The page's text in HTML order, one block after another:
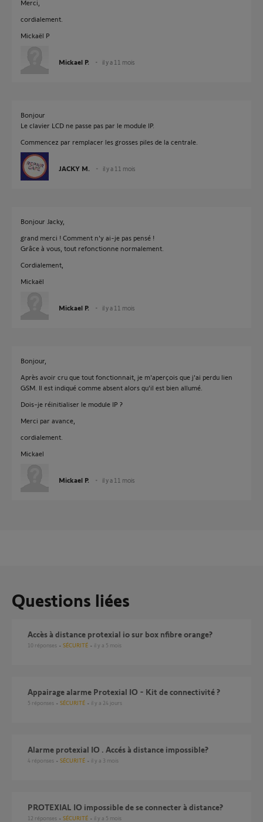
Merci,
cordialement.
Mickaël P
Mickael P. il y a 11 mois
Bonjour
Le clavier LCD ne passe pas par le module IP.
Commencez par remplacer les grosses piles de la centrale.
JACKY M. il y a 11 mois
Bonjour Jacky,
grand merci ! Comment n'y ai-je pas pensé !
Grâce à vous, tout refonctionne normalement.
Cordialement,
Mickaël
Mickael P. il y a 11 mois
Bonjour,
Après avoir cru que tout fonctionnait, je m'aperçois que j'ai perdu lien
GSM. Il est indiqué comme absent alors qu'il est bien allumé.
Dois-je réinitialiser le module IP ?
Merci par avance,
cordialement.
Mickael
Mickael P. il y a 11 mois
Questions liées
accès à distance protexial io sur box nfibre orange?
10 réponses SÉCURITÉ il y a 5 mois
Appairage alarme Protexial IO - Kit de connectivité ?
5 réponses SÉCURITÉ il y a 24 jours
Alarme protexial IO . Accés à distance impossible?
4 réponses SÉCURITÉ il y a 3 mois
PROTEXIAL IO impossible de se connecter à distance?
12 réponses SÉCURITÉ il y a 5 mois